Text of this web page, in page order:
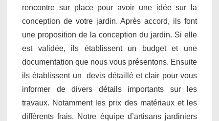
rencontre sur place pour avoir une idée sur la
conception de votre jardin. Après accord, ils font
une proposition de la conception du jardin. Si elle
est validée, ils établissent un budget et une
documentation que nous vous présentons. Ensuite
ils établissent un devis détaillé et clair pour vous
informer de divers détails importants sur les
travaux. Notamment les prix des matériaux et les
différents frais. Notre équipe d’artisans jardiniers